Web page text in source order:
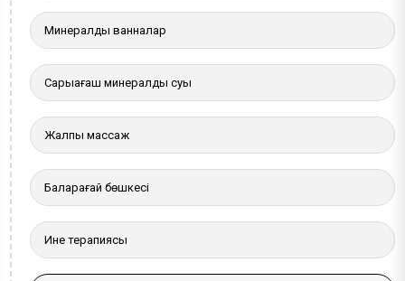
Минералды ванналар
Сарыағаш минералды суы
Жалпы массаж
Балқарағай бөшкесі
Ине терапиясы